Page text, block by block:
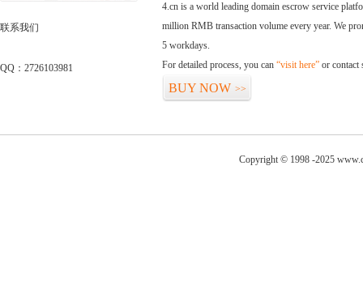
联系我们
QQ：2726103981
4.cn is a world leading domain escrow service
million RMB transaction volume every year. We
5 workdays.
For detailed process, you can “visit here” or contact
BUY NOW >>
Copyright © 1998 -2025